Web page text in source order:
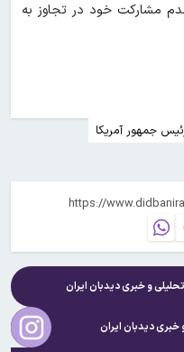
مشارکت خود در تجاوز به
جمهور آمریکا
تحلیلی و خبریدیدبان ایران
خبریدیدبان ایران